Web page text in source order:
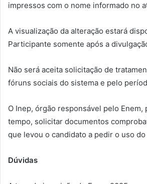
impressos com o nome informado no
A visualização da alteração estará
Participante somente após a
Não será aceita solicitação de
fóruns sociais do sistema e pelo
O Inep, órgão responsável pelo Enem,
tempo, solicitar documentos
que levou o candidato a pedir o uso
Dúvidas